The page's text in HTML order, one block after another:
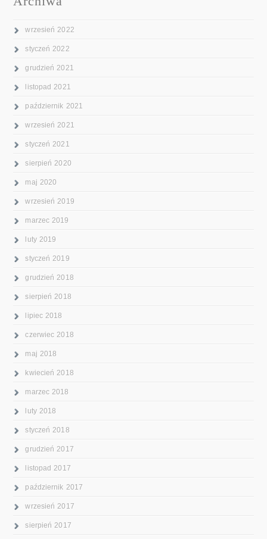
wrzesień 2022
styczeń 2022
grudzień 2021
listopad 2021
październik 2021
wrzesień 2021
styczeń 2021
sierpień 2020
maj 2020
wrzesień 2019
marzec 2019
luty 2019
styczeń 2019
grudzień 2018
sierpień 2018
lipiec 2018
czerwiec 2018
maj 2018
kwiecień 2018
marzec 2018
luty 2018
styczeń 2018
grudzień 2017
listopad 2017
październik 2017
wrzesień 2017
sierpień 2017